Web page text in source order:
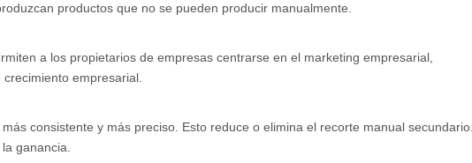
productos que no se pueden producir manualmente.
a los propietarios de empresas centrarse en el marketing empresarial,
empresarial.
consistente y más preciso. Esto reduce o elimina el recorte manual secundario.
ganancia.